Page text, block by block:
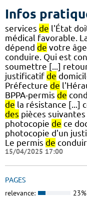
Infos
services de l'État
médical favorable.
dépend de votre
conduire. Qui est
soumettre [...]
justificatif de
Préfecture de
BPPA-permis de
de la résistance [...]
des pièces
photocopie de ce
photocopie d'un
Le permis de
15/04/2025 17:00
PAGES
relevance: 23%